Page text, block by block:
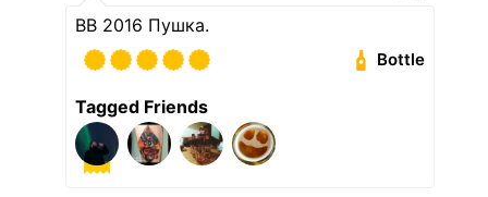
BB 2016 Пушка.
Bottle
Tagged Friends